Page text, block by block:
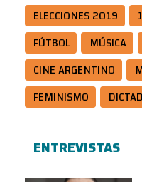
ELECCIONES 2019
FÚTBOL
MÚSICA
CINE ARGENTINO
FEMINISMO
ENTREVISTAS